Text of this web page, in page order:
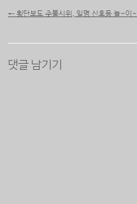
← 횡단보도 촛불시위, 일명 신호등 놀~이~
댓글 남기기